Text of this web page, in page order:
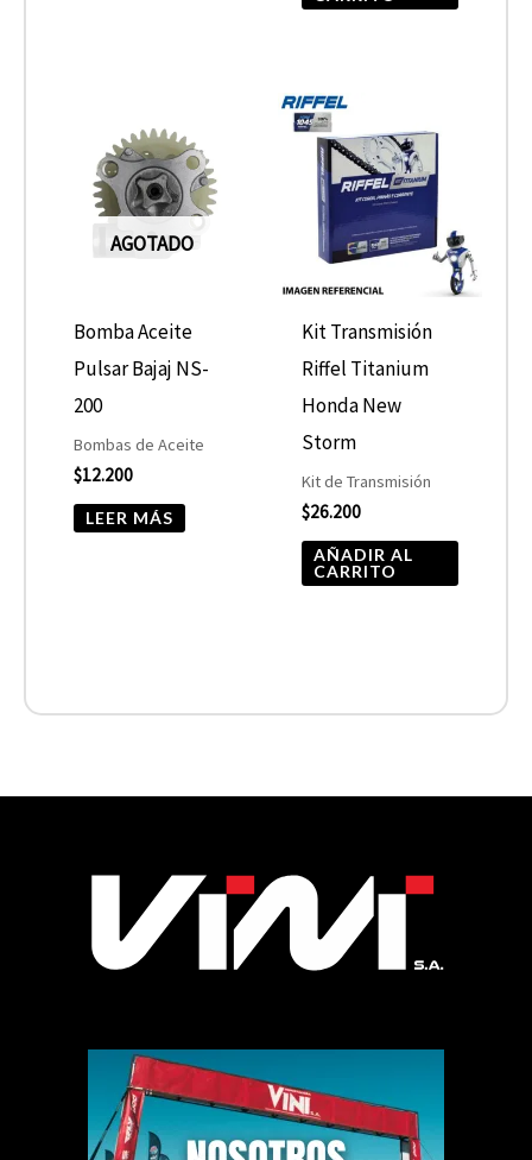
AGOTADO
Bomba Aceite
Pulsar Bajaj NS-
200
Bombas de Aceite
$12.200
LEER MÁS
Kit Transmisión
Riffel Titanium
Honda New
Storm
Kit de Transmisión
$26.200
AÑADIR AL
CARRITO